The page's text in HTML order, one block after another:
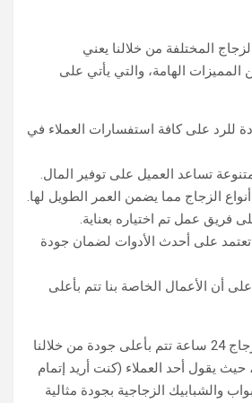
المختلفة من خلالنا يعني
المميزات الهامة، والتي يأتي على
للرد على كافة استفسارات العملاء في
تساعد العميل على توفير المال.
أنواع الزجاج مما يضمن العمر الطويل لها.
فريق عمل تم اختياره بعناية.
تعتمد على أحدث الأدوات لضمان جودة
أن الأعمال الخاصة بنا تتم بأعلى
تأكد أن أعمال تركيب زجاج 24 ساعة تتم بأعلى جودة من خلالنا
يقول أحد العملاء (كنت أريد إتمام
والشبابيك الزجاجية بجودة مثالية